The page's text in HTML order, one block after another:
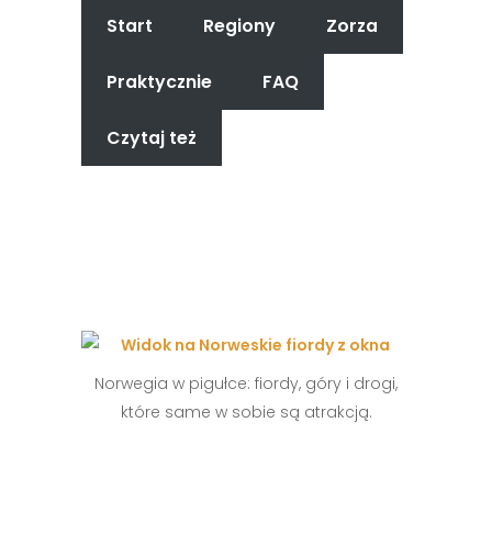
Start Regiony Zorza
Praktycznie FAQ
Czytaj też
Norwegia w pigułce: fiordy, góry i drogi,
które same w sobie są atrakcją.